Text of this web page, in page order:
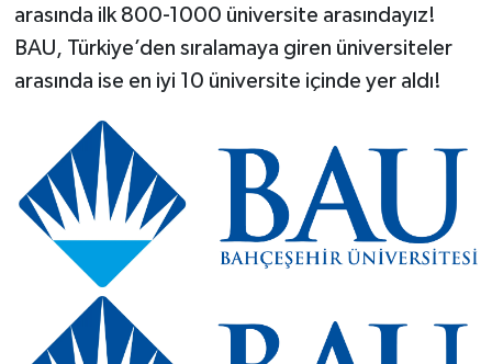
arasında ilk 800-1000 üniversite arasındayız!
BAU, Türkiye’den sıralamaya giren üniversiteler
arasında ise en iyi 10 üniversite içinde yer aldı!